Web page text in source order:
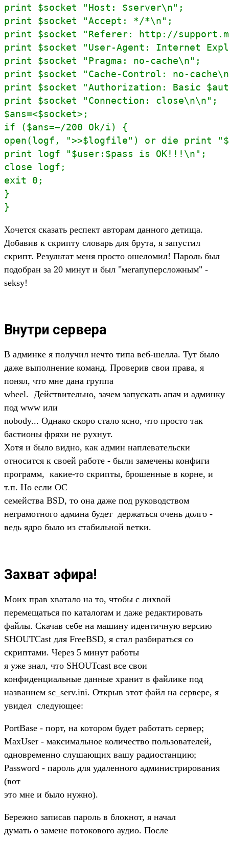
print $socket "Host: $server\n";
print $socket "Accept: */*\n";
print $socket "Referer: http://
print $socket "User-Agent: Internet
print $socket "Pragma: no-cache\n";
print $socket "Cache-Control: no-
print $socket "Authorization: Basic
print $socket "Connection: close\n\n";
$ans=<$socket>;
if ($ans=~/200 Ok/i) {
open(logf, ">>$logfile") or die print
print logf "$user:$pass is OK!!!\n";
close logf;
exit 0;
}
}
Хочется сказать респект авторам данного детища.
Добавив к скрипту словарь для брута, я запустил
скрипт. Результат меня просто ошеломил! Пароль был
подобран за 20 минут и был "мегапуперсложным" -
seksy!
Внутри сервера
В админке я получил нечто типа веб-шелла. Тут было
даже выполнение команд. Проверив свои права, я
понял, что мне дана группа
wheel. Действительно, зачем запускать апач и админку
под www или
nobody... Однако скоро стало ясно, что просто так
бастионы фряхи не рухнут.
Хотя и было видно, как админ наплевательски
относится к своей работе - были замечены конфиги
программ, какие-то скрипты, брошенные в корне, и
т.п. Но если ОС
семейства BSD, то она даже под руководством
неграмотного админа будет держаться очень долго -
ведь ядро было из стабильной ветки.
Захват эфира!
Моих прав хватало на то, чтобы с лихвой
перемещаться по каталогам и даже редактировать
файлы. Скачав себе на машину идентичную версию
SHOUTCast для FreeBSD, я стал разбираться со
скриптами. Через 5 минут работы
я уже знал, что SHOUTcast все свои
конфиденциальные данные хранит в файлике под
названием sc_serv.ini. Открыв этот файл на сервере, я
увидел следующее:
PortBase - порт, на котором будет работать сервер;
MaxUser - максимальное количество пользователей,
одновременно слушающих вашу радиостанцию;
Password - пароль для удаленного администрирования
(вот
это мне и было нужно).
Бережно записав пароль в блокнот, я начал
думать о замене потокового аудио. После